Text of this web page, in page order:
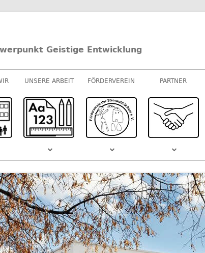
Geistige Entwicklung
SCHULVIDEO
UNSERE ARBEIT
M-STUFEN
MUSIK
SPORT
FÖRDERVEREIN PARTNER
SPONSOREN